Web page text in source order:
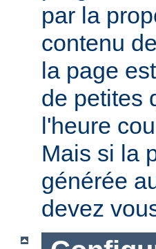
par la
contenu
la page
de petites
l'heure
Mais si la
générée
devez